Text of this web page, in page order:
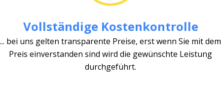
Vollständige Kostenkontrolle
... bei uns gelten transparente Preise, erst wenn Sie mit dem
Preis einverstanden sind wird die gewünschte Leistung
durchgeführt.